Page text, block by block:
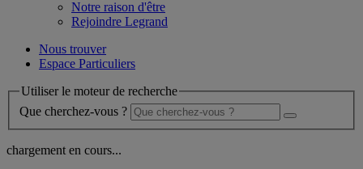
Notre raison d'être
Rejoindre Legrand
Nous trouver
Espace Particuliers
Utiliser le moteur de recherche
Que cherchez-vous ?
chargement en cours...